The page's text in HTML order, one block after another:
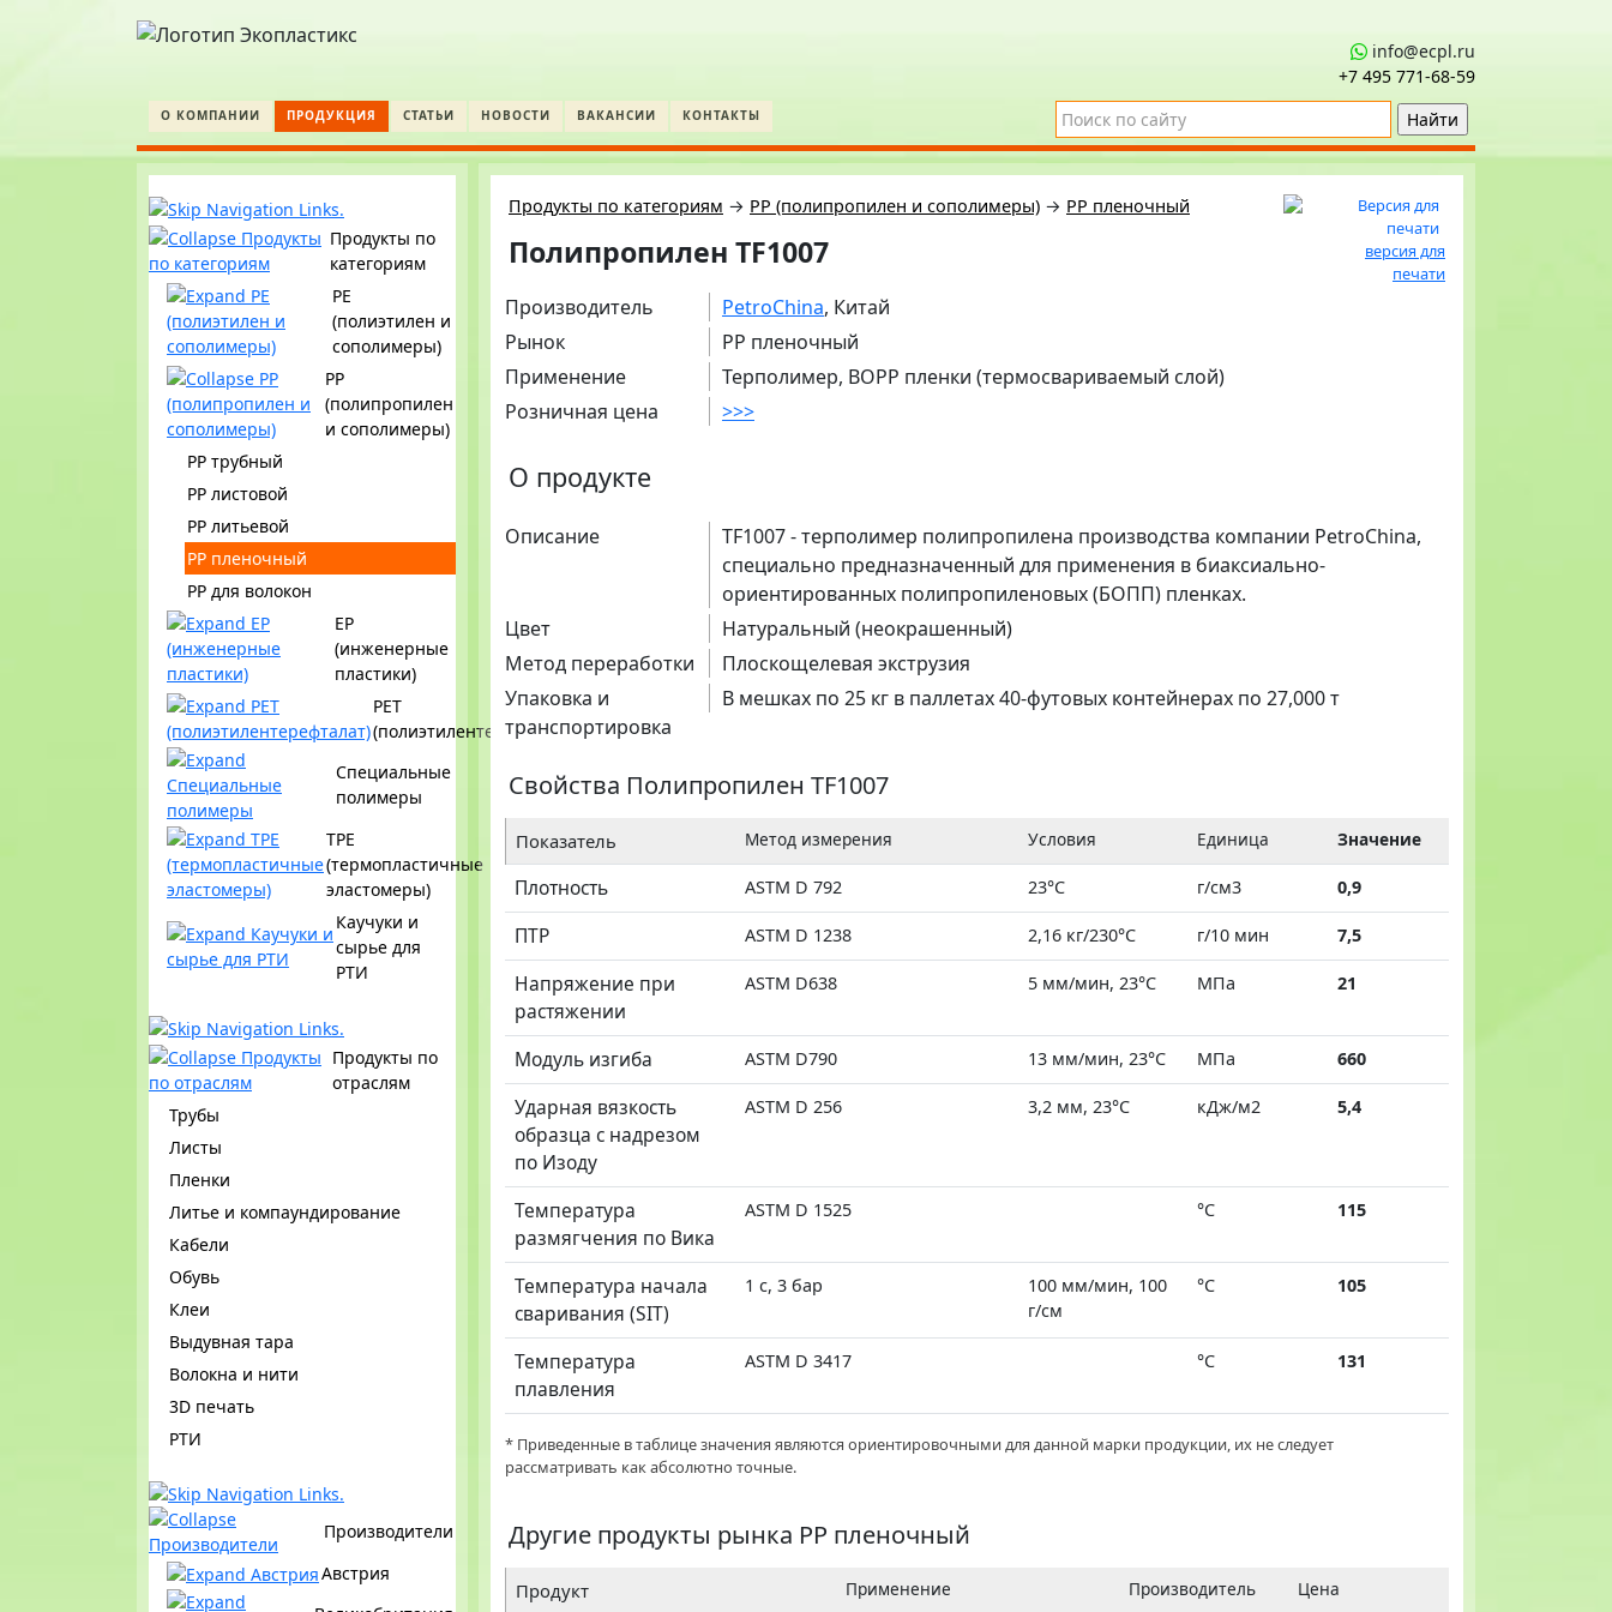
info@ecpl.ru
+7 495 771‑68-59
О КОМПАНИИ ПРОДУКЦИЯ СТАТЬИ НОВОСТИ ВАКАНСИИ КОНТАКТЫ
Продукты по
категориям
PE
(полиэтилен и
сополимеры)
PP
(полипропилен
и сополимеры)
PP трубный
PP листовой
PP литьевой
PP пленочный
PP для волокон
EP
(инженерные
пластики)
PET
(полиэтилентерефталат)
Специальные
полимеры
TPE
(термопластичные
эластомеры)
Каучуки и
сырье для
РТИ
Продукты по
отраслям
Трубы
Листы
Пленки
Литье и компаундирование
Кабели
Обувь
Клеи
Выдувная тара
Волокна и нити
3D печать
РТИ
Производители
Австрия
Продукты по категориям → PP (полипропилен и сополимеры) → PP пленочный
версия для
печати
Полипропилен TF1007
Производитель PetroChina, Китай
Рынок
PP пленочный
Применение
Терполимер, BOPP пленки (термосвариваемый слой)
Розничная цена
>>>
О продукте
Описание
TF1007 - терполимер полипропилена производства компании PetroChina,
специально предназначенный для применения в биаксиально-
ориентированных полипропиленовых (БОПП) пленках.
Цвет
Натуральный (неокрашенный)
Метод переработки
Плоскощелевая экструзия
Упаковка и
транспортировка
В мешках по 25 кг в паллетах 40-футовых контейнерах по 27,000 т
Свойства Полипропилен TF1007
Показатель Метод измерения Условия Единица Значение
Плотность ASTM D 792 23°C г/см3 0,9
ПТР ASTM D 1238 2,16 кг/230°С г/10 мин 7,5
Напряжение при
растяжении
ASTM D638 5 мм/мин, 23°C МПа 21
Модуль изгиба ASTM D790 13 мм/мин, 23°C МПа 660
Ударная вязкость
образца с надрезом
по Изоду
ASTM D 256 3,2 мм, 23°C кДж/м2 5,4
Температура
размягчения по Вика
ASTM D 1525 °C 115
Температура начала
сваривания (SIT)
1 с, 3 бар
100 мм/мин, 100
г/см
°C 105
Температура
плавления
ASTM D 3417 °C 131
* Приведенные в таблице значения являются ориентировочными для данной марки продукции, их не следует
рассматривать как абсолютно точные.
Другие продукты рынка PP пленочный
Продукт Применение Производитель Цена